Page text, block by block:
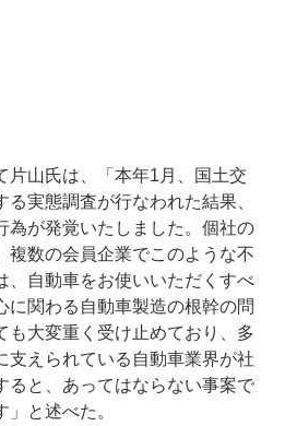
山氏は、「本年1月、国土交
実態調査が行なわれた結果、
為が発覚いたしました。個社の
複数の会員企業でこのような不
、自動車をお使いいただくすべ
に関わる自動車製造の根幹の問
も大変重く受け止めており、多
支えられている自動車業界が社
ると、あってはならない事案で
と述べた。